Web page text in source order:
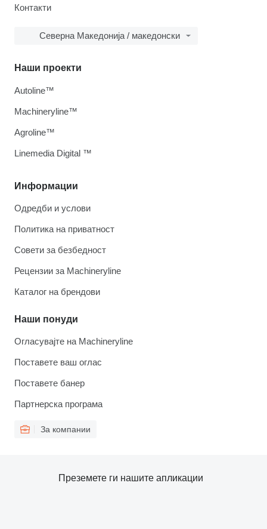
Контакти
Северна Македонија / македонски
Информации
Одредби и услови
Политика на приватност
Совети за безбедност
Рецензии за Machineryline
Каталог на брендови
Наши понуди
Огласувајте на Machineryline
Поставете ваш оглас
Поставете банер
Партнерска програма
За компании
Наши проекти
Autoline™
Machineryline™
Agroline™
Linemedia Digital ™
Преземете ги нашите апликации